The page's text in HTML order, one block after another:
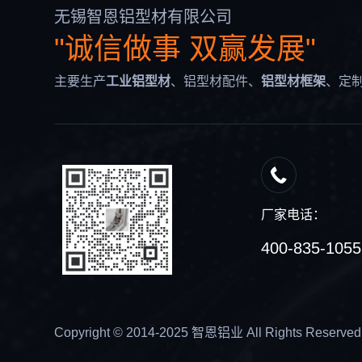
无锡智恩铝型材有限公司
"诚信做事 双赢发展"
主要生产工业铝型材、铝型材配件、铝型材框架、定
厂家电话：
400-835-1055
Copyright © 2014-2025 智恩铝业 All Rights